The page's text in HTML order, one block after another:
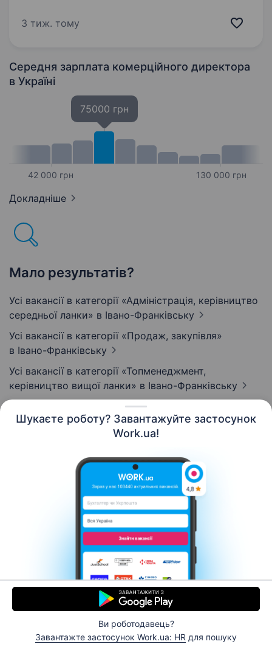
Шукаєте роботу? Завантажуйте застосунок
Work.ua!
Ви роботодавець?
Завантажте застосунок Work.ua: HR для пошуку
велику кількість юних футболістів і формує
3 тиж. тому
Середня зарплата комерційного директора
в Україні
42 000 грн
75000 грн
130 000 грн
Докладніше
Мало результатів?
Усі вакансії в категорії «Адмiнiстрацiя, керівництво
середньої ланки» в Івано-Франківську
Усі вакансії в категорії «Продаж, закупівля»
в Івано-Франківську
Усі вакансії в категорії «Топменеджмент,
керівництво вищої ланки» в Івано-Франківську
Контакти Про нас
Кар’єра
Допомога Умови використання
© 2006–2026 Work.ua. Сервіс пошуку роботи №1 в